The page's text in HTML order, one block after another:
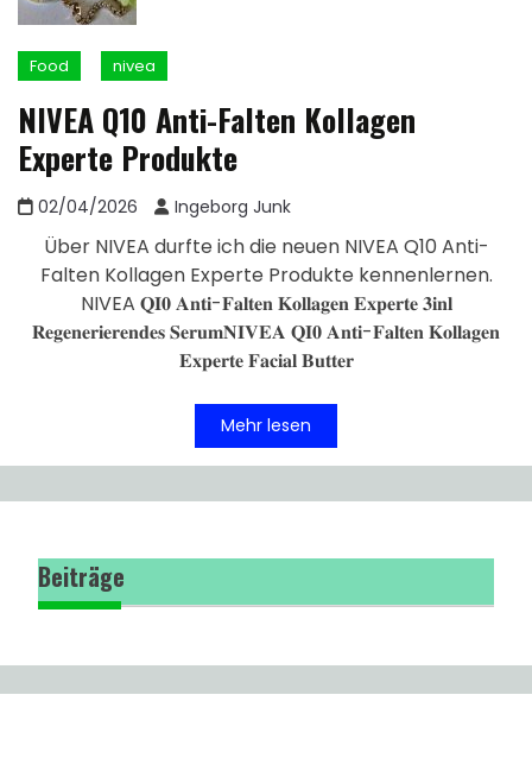
Food nivea
NIVEA Q10 Anti-Falten Kollagen
Experte Produkte
02/04/2026 Ingeborg Junk
Über NIVEA durfte ich die neuen NIVEA Q10 Anti-
Falten Kollagen Experte Produkte kennenlernen.
NIVEA 𝐐𝐈𝟎 𝐀𝐧𝐭𝐢-𝐅𝐚𝐥𝐭𝐞𝐧 𝐊𝐨𝐥𝐥𝐚𝐠𝐞𝐧 𝐄𝐱𝐩𝐞𝐫𝐭𝐞 𝟑𝐢𝐧𝐥
𝐑𝐞𝐠𝐞𝐧𝐞𝐫𝐢𝐞𝐫𝐞𝐧𝐝𝐞𝐬 𝐒𝐞𝐫𝐮𝐦𝐍𝐈𝐕𝐄𝐀 𝐐𝐈𝟎 𝐀𝐧𝐭𝐢-𝐅𝐚𝐥𝐭𝐞𝐧 𝐊𝐨𝐥𝐥𝐚𝐠𝐞𝐧
𝐄𝐱𝐩𝐞𝐫𝐭𝐞 𝐅𝐚𝐜𝐢𝐚𝐥 𝐁𝐮𝐭𝐭𝐞𝐫
Mehr lesen
Beiträge